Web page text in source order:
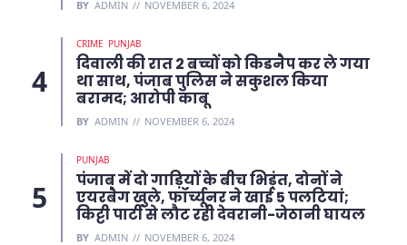
BY ADMIN NOVEMBER 6, 2024
CRIME PUNJAB
दिवाली की रात 2 बच्चों को किडनैप कर ले गया
था साथ, पंजाब पुलिस ने सकुशल किया
बरामद; आरोपी काबू
BY ADMIN NOVEMBER 6, 2024
PUNJAB
पंजाब में दो गाड़ियों के बीच भिड़ंत, दोनों ने
एयरबैग खुले, फॉर्च्यूनर ने खाई 5 पलटियां;
किट्टी पार्टी से लौट रही देवरानी-जेठानी घायल
BY ADMIN NOVEMBER 6, 2024